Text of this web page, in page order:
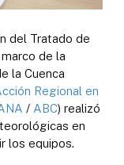
del Tratado de
de la
la Cuenca
Regional en
/ ABC) realizó
en
los equipos.